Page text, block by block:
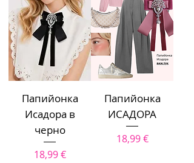
Папийонка
Исадора в
черно
Цена
18,99 €
Папийонка
ИСАДОРА
Цена
18,99 €